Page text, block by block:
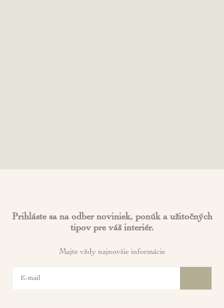
Prihláste sa na odber noviniek, ponúk a užitočných
tipov pre váš interiér.
Majte vždy najnovšie informácie